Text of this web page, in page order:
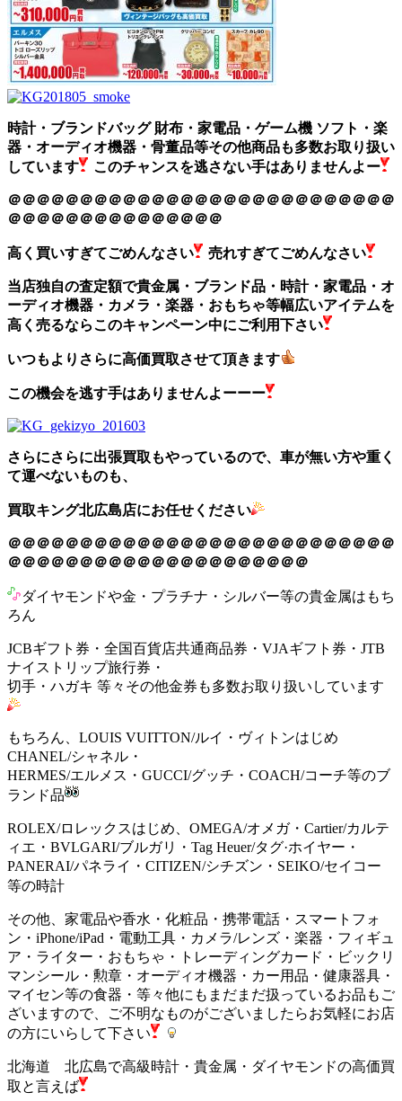
時計・ブランドバッグ 財布・家電品・ゲーム機 ソフト・楽
器・オーディオ機器・骨董品等その他商品も多数お取り扱い
しています
このチャンスを逃さない手はありませんよー
＠＠＠＠＠＠＠＠＠＠＠＠＠＠＠＠＠＠＠＠＠＠＠＠＠＠＠
＠＠＠＠＠＠＠＠＠＠＠＠＠＠＠
高く買いすぎてごめんなさい 売れすぎてごめんなさい
当店独自の査定額で貴金属・ブランド品・時計・家電品・オ
ーディオ機器・カメラ・楽器・おもちゃ等幅広いアイテムを
高く売るならこのキャンペーン中にご利用下さい
いつもよりさらに高価買取させて頂きます
この機会を逃す手はありませんよーーー
さらにさらに出張買取もやっているので、車が無い方や重く
て運べないものも、
買取キング北広島店にお任せください
＠＠＠＠＠＠＠＠＠＠＠＠＠＠＠＠＠＠＠＠＠＠＠＠＠＠＠
＠＠＠＠＠＠＠＠＠＠＠＠＠＠＠＠＠＠＠＠＠
ダイヤモンドや金・プラチナ・シルバー等の貴金属はもち
ろん
JCBギフト券・全国百貨店共通商品券・VJAギフト券・JTB
ナイストリップ旅行券・
切手・ハガキ 等々その他金券も多数お取り扱いしています
もちろん、LOUIS VUITTON/ルイ・ヴィトンはじめ
CHANEL/シャネル・
HERMES/エルメス・GUCCI/グッチ・COACH/コーチ等のブ
ランド品
ROLEX/ロレックスはじめ、OMEGA/オメガ・Cartier/カルテ
ィエ・BVLGARI/ブルガリ・Tag Heuer/タグ·ホイヤー・
PANERAI/パネライ・CITIZEN/シチズン・SEIKO/セイコー
等の時計
その他、家電品や香水・化粧品・携帯電話・スマートフォ
ン・iPhone/iPad・電動工具・カメラ/レンズ・楽器・フィギュ
ア・ライター・おもちゃ・トレーディングカード・ビックリ
マンシール・勲章・オーディオ機器・カー用品・健康器具・
マイセン等の食器・等々他にもまだまだ扱っているお品もご
ざいますので、ご不明なものがございましたらお気軽にお店
の方にいらして下さい
北海道 北広島で高級時計・貴金属・ダイヤモンドの高価買
取と言えば